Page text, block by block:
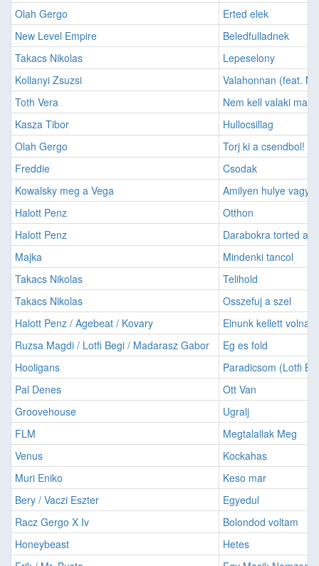
Olah Gergo
Erted elek
New Level Empire
Beledfulladnek
Takacs Nikolas
Lepeselony
Kollanyi Zsuzsi
Valahonnan (feat.
Toth Vera
Nem kell valaki mase
Kasza Tibor
Hullocsillag
Olah Gergo
Torj ki a csendbol!
Freddie
Csodak
Kowalsky meg a Vega
Amilyen hulye vagy,
Halott Penz
Otthon
Halott Penz
Darabokra torted a
Majka
Mindenki tancol
Takacs Nikolas
Telihold
Takacs Nikolas
Osszefuj a szel
Halott Penz / Agebeat / Kovary
Elnunk kellett volna
Ruzsa Magdi / Lotfi Begi / Madarasz Gabor
Eg es fold
Hooligans
Paradicsom (Lotfi
Pal Denes
Ott Van
Groovehouse
Ugralj
FLM
Megtalallak Meg
Venus
Kockahas
Muri Eniko
Keso mar
Bery / Vaczi Eszter
Egyedul
Racz Gergo X Iv
Bolondod voltam
Honeybeast
Hetes